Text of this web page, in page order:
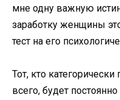
мне одну важную
заработку женщины
тест на его
Тот, кто
всего, будет